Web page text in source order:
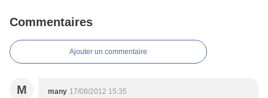
Commentaires
Ajouter un commentaire
M many 17/08/2012 15:35